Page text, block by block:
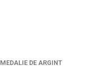
MEDALIE DE ARGINT